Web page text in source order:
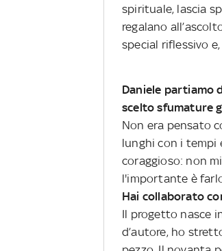
spirituale, lascia
regalano
special riflessivo
Daniele partiamo
scelto sfumature
Non era pensato
lunghi con i tempi
coraggioso: non
l'importante è
Hai collaborato
Il progetto nasce
d’autore, ho